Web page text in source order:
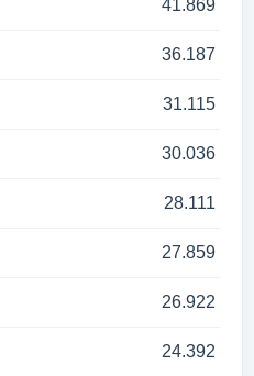
41.869
36.187
31.115
30.036
28.111
27.859
26.922
24.392